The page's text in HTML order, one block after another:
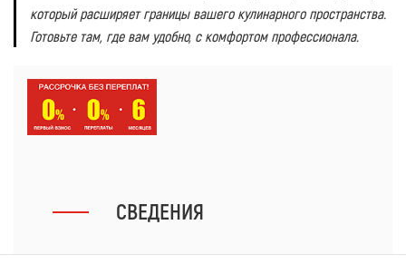
который расширяет границы вашего кулинарного пространства.
Готовьте там, где вам удобно, с комфортом профессионала.
СВЕДЕНИЯ